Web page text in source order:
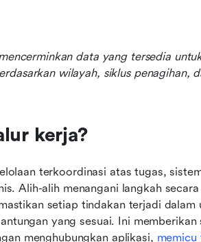
data yang tersedia
wilayah, siklus penagihan,
kerja?
Alih-alih menangani langkah
setiap tindakan terjadi dalam
yang sesuai. Ini
menghubungkan aplikasi, memicu